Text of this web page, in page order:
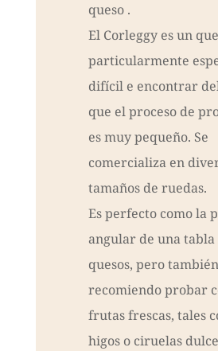
queso .
El Corleggy es un
particularmente
difícil e encontrar
que el proceso de
es muy pequeño. Se
comercializa en
tamaños de ruedas.
Es perfecto como la
angular de una tabla
quesos, pero
recomiendo probar
frutas frescas, tales
higos o ciruelas